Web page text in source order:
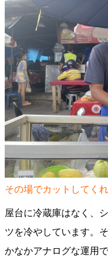
その場でカットしてく
屋台に冷蔵庫はなく、
ツを冷やしています。
かなかアナログな運用で